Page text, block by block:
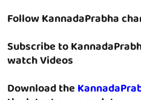
Follow KannadaPrabha
Subscribe to
watch Videos
Download the